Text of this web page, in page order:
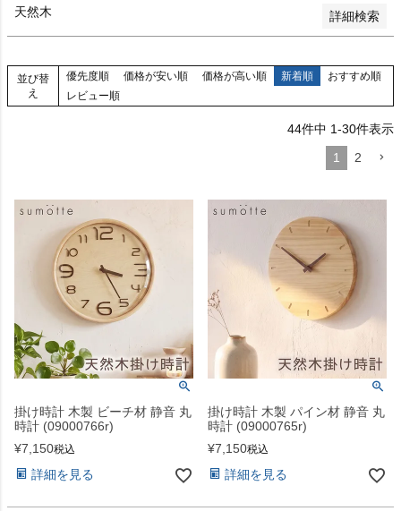
天然木 詳細検索
並び替
え
優先度順 価格が安い順 価格が高い順 新着順
おすすめ順
レビュー順
44件中 1-30件表示
1
2
掛け時計 木製 ビーチ材 静音 丸
時計 (09000766r)
¥7,150税込
詳細を見る
掛け時計 木製 パイン材 静音 丸
時計 (09000765r)
¥7,150税込
詳細を見る